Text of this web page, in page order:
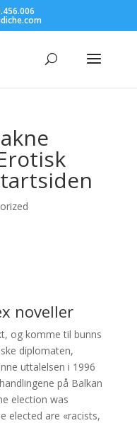
noveller
og komme til bunns
diplomaten,
uttalelsen i 1996
på Balkan
election was
elected are «racists,